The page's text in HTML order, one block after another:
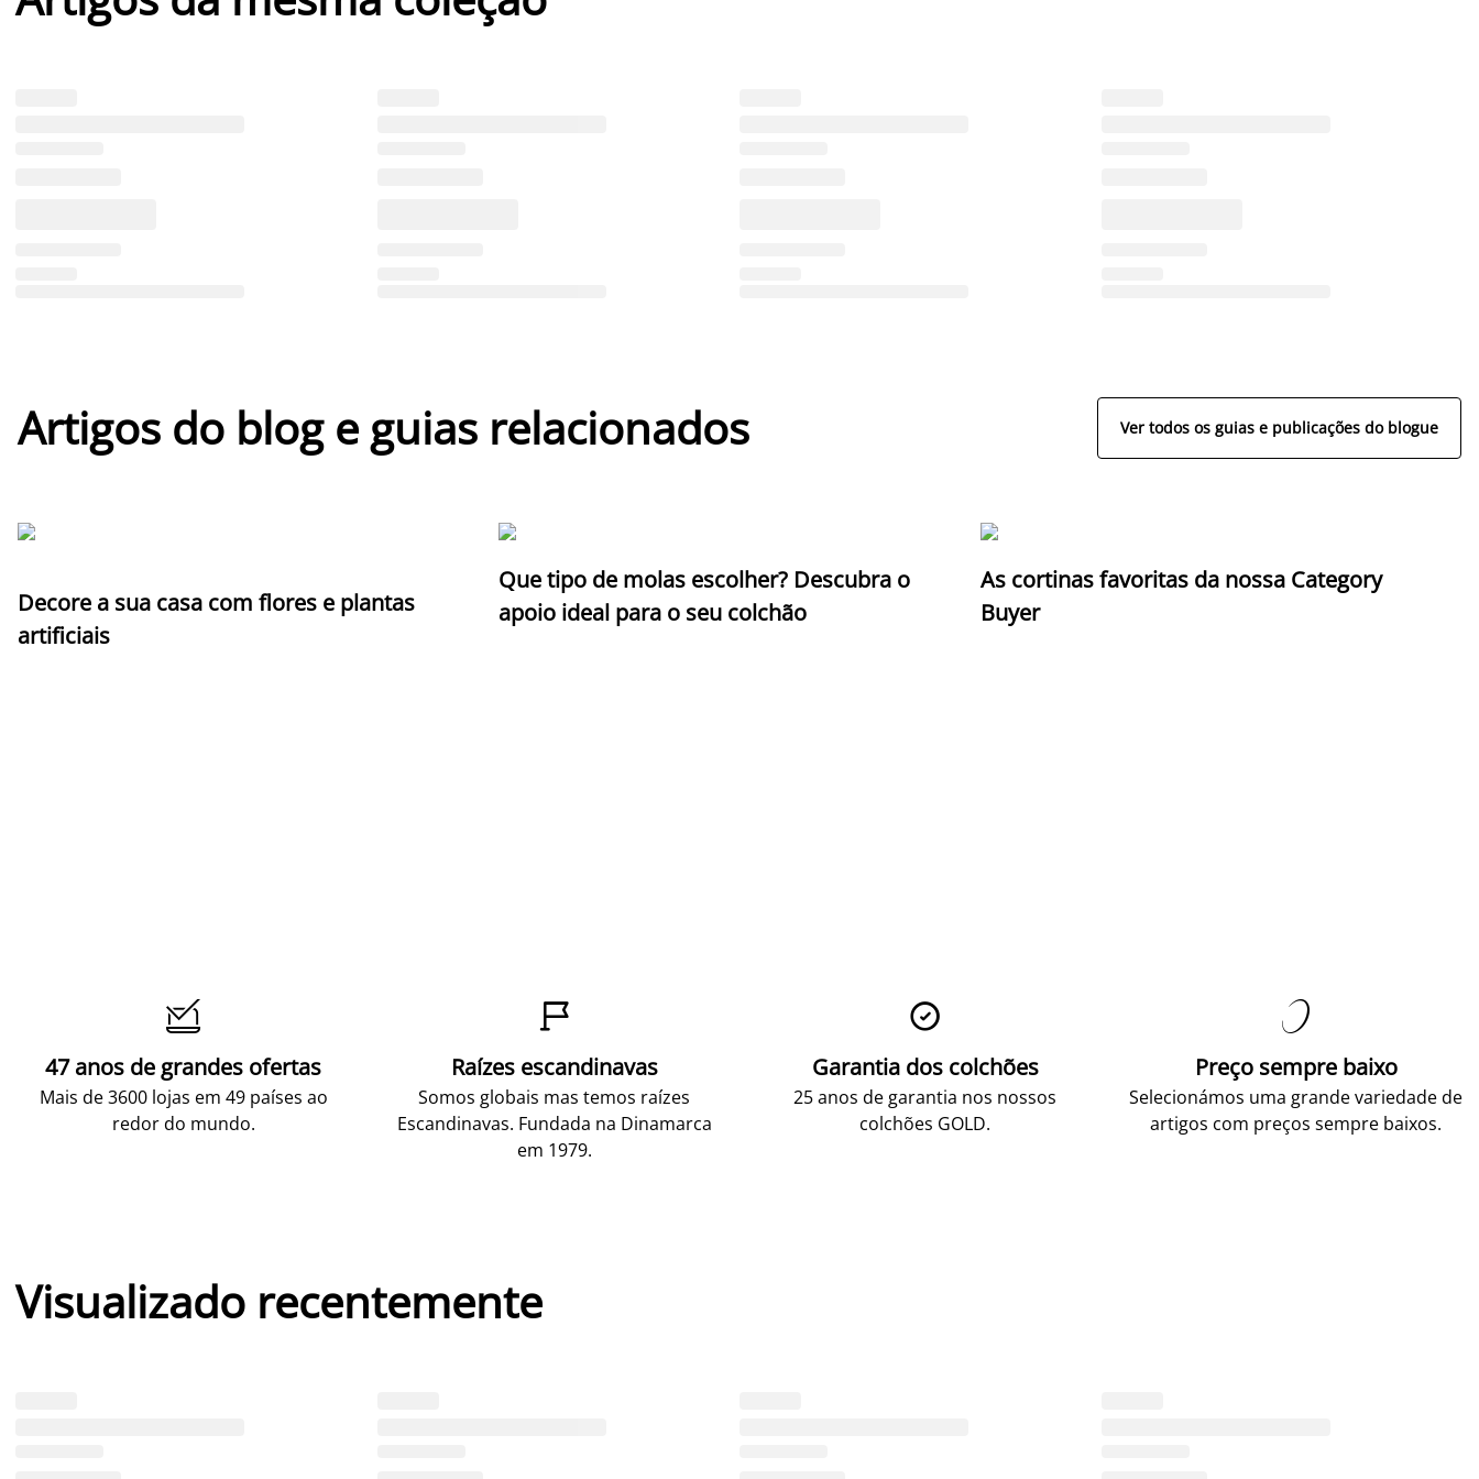
Artigos do blog e guias relacionados Ver todos os guias e publicações do blogue
Decore a sua casa com flores e plantas
artificiais
Que tipo de molas escolher? Descubra o
apoio ideal para o seu colchão
As cortinas favoritas da nossa Category
Buyer

47 anos de grandes ofertas
Mais de 3600 lojas em 49 países ao
redor do mundo.

Raízes escandinavas
Somos globais mas temos raízes
Escandinavas. Fundada na Dinamarca
em 1979.

Garantia dos colchões
25 anos de garantia nos nossos
colchões GOLD.

Preço sempre baixo
Selecionámos uma grande variedade de
artigos com preços sempre baixos.
Visualizado recentemente